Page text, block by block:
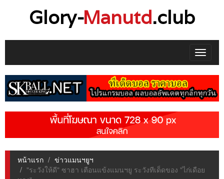
Glory-Manutd.club
Toggle
หน้าแรก
ข่าวแมนฯยูฯ
"ระวังให้ดี" ซาฮา เตือนแข้งแมนฯยู ระวังทีเด็ดของ "ไก่เดือย